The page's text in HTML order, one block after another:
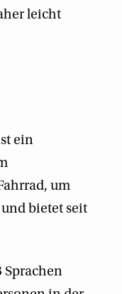
leicht
ein
um
bietet seit
Sprachen